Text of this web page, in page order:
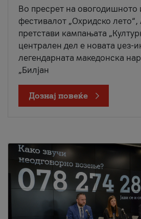
Во пресрет на овогодишното
фестивалот „Охридско лето“,
претстави кампањата
централен дел е новата џез-
легендарната македонска
„Билјан
Дознај повеќе